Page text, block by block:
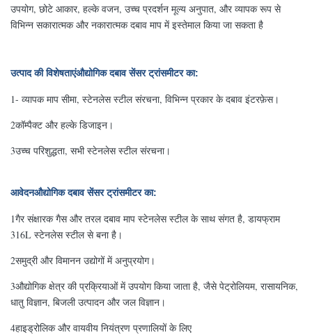
उपयोग, छोटे आकार, हल्के वजन, उच्च प्रदर्शन मूल्य अनुपात, और व्यापक रूप से
विभिन्न सकारात्मक और नकारात्मक दबाव माप में इस्तेमाल किया जा सकता है
उत्पाद की विशेषताएंऔद्योगिक दबाव सेंसर ट्रांसमीटर का:
1- व्यापक माप सीमा, स्टेनलेस स्टील संरचना, विभिन्न प्रकार के दबाव इंटरफ़ेस।
2कॉम्पैक्ट और हल्के डिजाइन।
3उच्च परिशुद्धता, सभी स्टेनलेस स्टील संरचना।
आवेदनऔद्योगिक दबाव सेंसर ट्रांसमीटर का:
1गैर संक्षारक गैस और तरल दबाव माप स्टेनलेस स्टील के साथ संगत है, डायफ्राम
316L स्टेनलेस स्टील से बना है।
2समुद्री और विमानन उद्योगों में अनुप्रयोग।
3औद्योगिक क्षेत्र की प्रक्रियाओं में उपयोग किया जाता है, जैसे पेट्रोलियम, रासायनिक,
धातु विज्ञान, बिजली उत्पादन और जल विज्ञान।
4हाइड्रोलिक और वायवीय नियंत्रण प्रणालियों के लिए